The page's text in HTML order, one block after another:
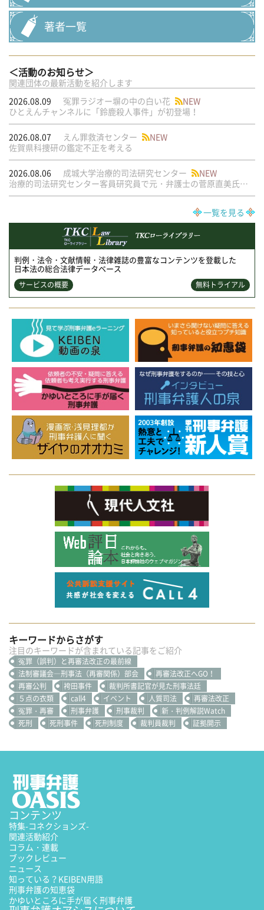
著者一覧
＜活動のお知らせ＞
関連団体の最新活動を紹介します
2026.08.09
冤罪ラジオー塀の中の白い花
NEW
ひとえんチャンネルに「鈴鹿殺人事件」が初登場！
2026.08.07 えん罪救済センター
NEW
佐賀県科捜研の鑑定不正を考える
2026.08.06 成城大学治療的司法研究センター
NEW
治療的司法研究センター客員研究員で元・弁護士の菅原直美氏の論文が公刊されました
一覧を見る
判例・法令・文献情報・法律雑誌の豊富なコンテンツを登載した
日本法の総合法律データベース
サービスの概要 無料トライアル
キーワードからさがす
注目のキーワードが含まれている記事をご紹介
冤罪（誤判）と再審法改正の最前線
法制審議会―刑事法（再審関係）部会
再審法改正へGO！
再審公判
袴田事件
裁判所書記官が見た刑事法廷
５点の衣類
call4 イベント 人質司法
再審法改正
冤罪・再審
刑事弁護 刑事裁判
新・判例解説Watch
死刑
死刑事件 死刑制度 裁判員裁判 証拠開示
コンテンツ
特集-コネクションズ-
関連活動紹介
コラム・連載
ブックレビュー
ニュース
知っている？KEIBEN用語
刑事弁護の知恵袋
かゆいところに手が届く刑事弁護